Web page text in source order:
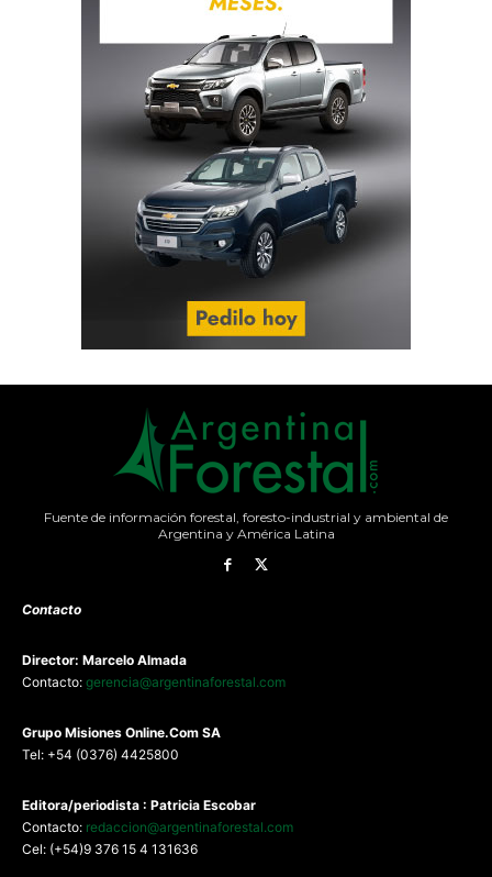
Fuente de información forestal, foresto-industrial y ambiental de
Argentina y América Latina
Contacto
Director: Marcelo Almada
Contacto: gerencia@argentinaforestal.com
Grupo Misiones Online.Com SA
Tel: +54 (0376) 4425800
Editora/periodista : Patricia Escobar
Contacto: redaccion@argentinaforestal.com
Cel: (+54)9 376 15 4 131636